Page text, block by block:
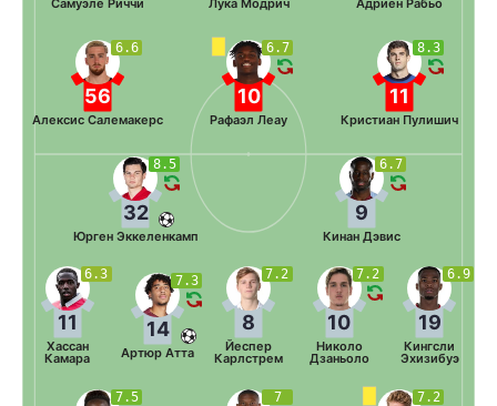
8.3
11
Кристиан Пулишич
6.7
10
Рафаэл Леау
6.6
56
Алексис Салемакерс
7.5 7 7.2
6.3
11
Хассан
Камара
7.3
14
Артюр Атта
7.2
8
Йеспер
Карлстрем
7.2
10
Николо
Дзаньоло
6.9
19
Кингсли
Эхизибуэ
8.5
32
Юрген Эккеленкамп
6.7
9
Кинан Дэвис